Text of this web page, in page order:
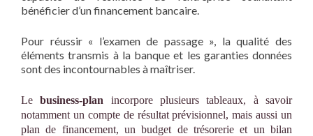
bénéficier d’un financement bancaire.
Pour réussir « l’examen de passage », la qualité des
éléments transmis à la banque et les garanties données
sont des incontournables à maîtriser.
Lebusiness-plan incorpore plusieurs tableaux, à savoir
notamment un compte de résultat prévisionnel, mais aussi un
plan de financement, un budget de trésorerie et un bilan